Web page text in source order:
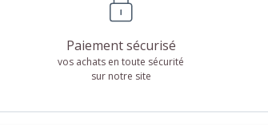
Paiement sécurisé
vos achats en toute sécurité
sur notre site